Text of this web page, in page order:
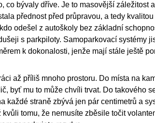
co bývaly dříve. Je to masovější záležitost
přednost před průpravou, a tedy
odešel z autoškoly bez základní
s parkpiloty. Samoparkovací systémy
k dokonalosti, jenže mají stále ještě
až příliš mnoho prostoru. Do místa na
byť mu to může chvíli trvat. Do takového
každé straně zbývá jen pár centimetrů a
kvůli tomu, že nemusíte zběsile točit